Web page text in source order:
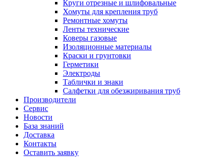
Круги отрезные и шлифовальные
Хомуты для крепления труб
Ремонтные хомуты
Ленты технические
Коверы газовые
Изоляционные материалы
Краски и грунтовки
Герметики
Электроды
Таблички и знаки
Салфетки для обезжиривания труб
Производители
Сервис
Новости
База знаний
Доставка
Контакты
Оставить заявку